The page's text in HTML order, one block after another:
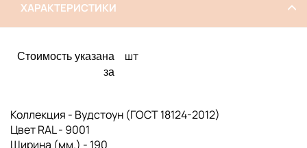
ХАРАКТЕРИСТИКИ
Стоимость указана
за
шт
Коллекция - Вудстоун (ГОСТ 18124-2012)
Цвет RAL - 9001
Ширина (мм.) - 190